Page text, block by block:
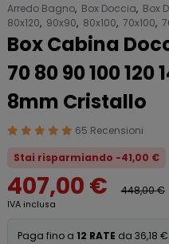
Arredo Bagno, Box Doccia, Box
80x120, 90x90, 80x100, 70x100,
Box Cabina
70 80 90 100 120
8mm Cristallo
65 Recensioni
Stai risparmiando -41,00 €
407,00 € 448,00 €
IVA inclusa
Paga fino a 12 RATE da 36,18